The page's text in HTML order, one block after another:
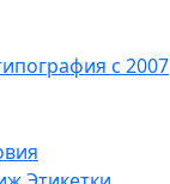
с 2007